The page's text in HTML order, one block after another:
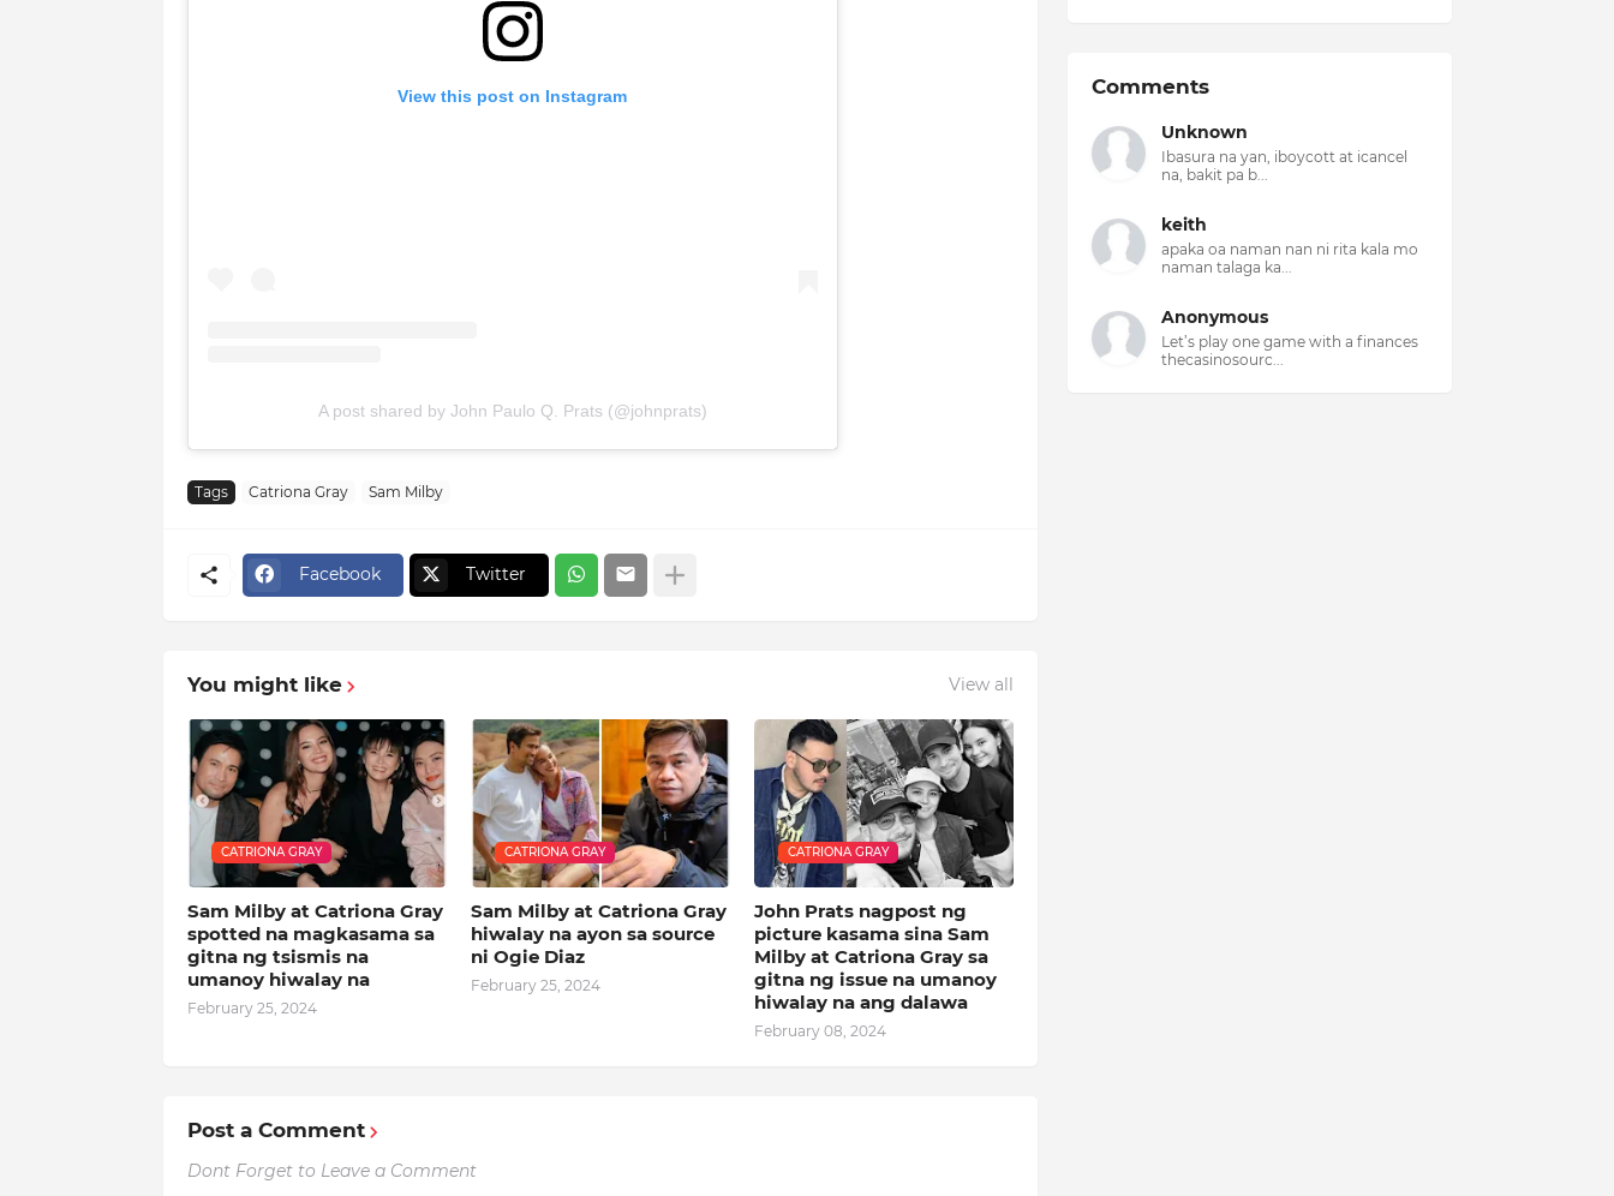
View this post on Instagram
A post shared by John Paulo Q. Prats (@johnprats)
Tags Catriona Gray Sam Milby
Facebook Twitter
You might like View all
CATRIONA GRAY
Sam Milby at Catriona Gray
spotted na magkasama sa
gitna ng tsismis na
umanoy hiwalay na
February 25, 2024
CATRIONA GRAY
Sam Milby at Catriona Gray
hiwalay na ayon sa source
ni Ogie Diaz
February 25, 2024
CATRIONA GRAY
John Prats nagpost ng
picture kasama sina Sam
Milby at Catriona Gray sa
gitna ng issue na umanoy
hiwalay na ang dalawa
February 08, 2024
Post a Comment
Dont Forget to Leave a Comment
Comments
Unknown
Ibasura na yan, iboycott at icancel
na, bakit pa b...
keith
apaka oa naman nan ni rita kala mo
naman talaga ka...
Anonymous
Let’s play one game with a finances
thecasinosourc...